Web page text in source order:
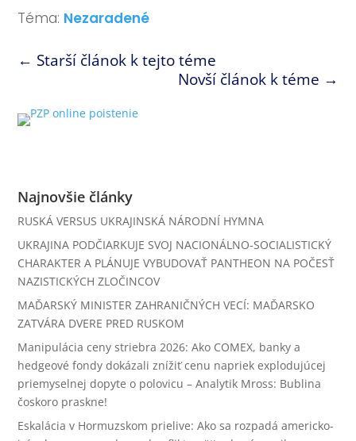
Téma: Nezaradené
← Starší článok k tejto téme
Novší článok k téme →
Najnovšie články
RUSKÁ VERSUS UKRAJINSKÁ NÁRODNÍ HYMNA
UKRAJINA PODČIARKUJE SVOJ NACIONÁLNO-SOCIALISTICKÝ
CHARAKTER A PLÁNUJE VYBUDOVAŤ PANTHEON NA POČESŤ
NAZISTICKÝCH ZLOČINCOV
MAĎARSKÝ MINISTER ZAHRANIČNÝCH VECÍ: MAĎARSKO
ZATVÁRA DVERE PRED RUSKOM
Manipulácia ceny striebra 2026: Ako COMEX, banky a
hedgeové fondy dokázali znížiť cenu napriek explodujúcej
priemyselnej dopyte o polovicu – Analytik Mross: Bublina
čoskoro praskne!
Eskalácia v Hormuzskom prielive: Ako sa rozpadá americko-